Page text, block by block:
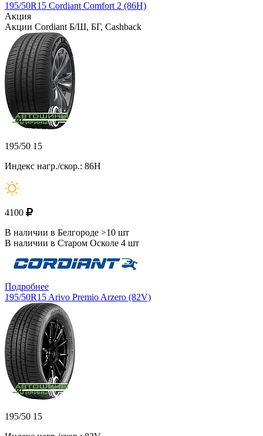
195/50R15 Cordiant Comfort 2 (86H)
Акция
Акции Cordiant Б/Ш, БГ, Cashback
195/50 15
Индекс нагр./скор.: 86H
4100
В наличии в Белгороде >10 шт
В наличии в Старом Осколе 4 шт
Подробнее
195/50R15 Arivo Premio Arzero (82V)
195/50 15